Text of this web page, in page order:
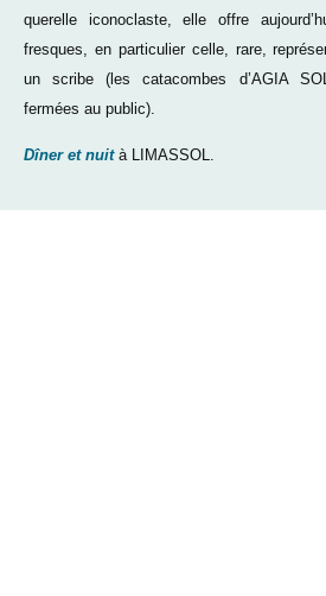
querelle iconoclaste, elle offre
fresques, en particulier celle, rare,
un scribe (les catacombes d’AGIA
fermées au public).
Dîner et nuità LIMASSOL.